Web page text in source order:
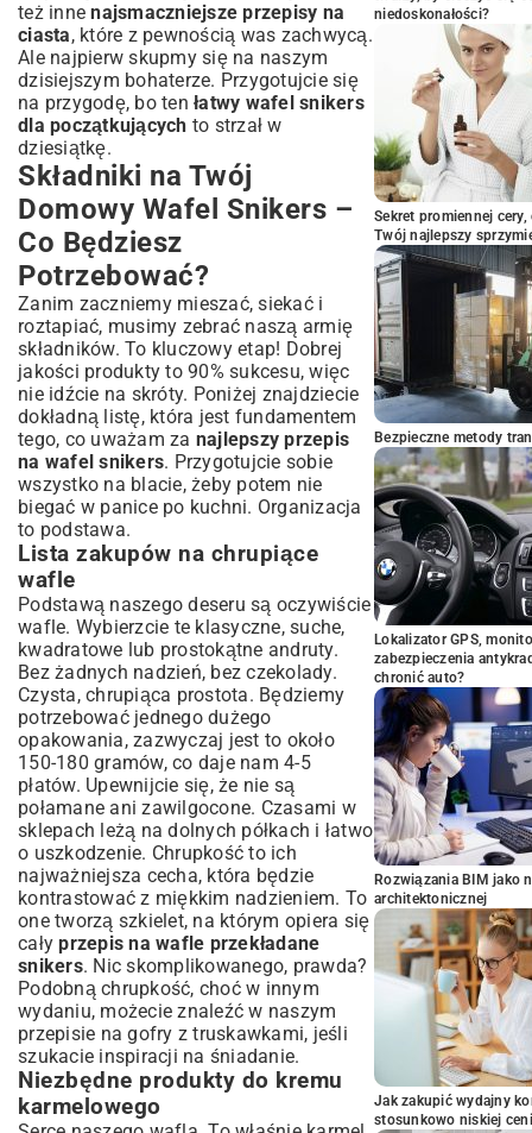
też innenajsmaczniejsze przepisy na
ciasta, które z pewnością was zachwycą.
Ale najpierw skupmy się na naszym
dzisiejszym bohaterze. Przygotujcie się
na przygodę, bo ten łatwy wafel snikers
dla początkujących to strzał w
dziesiątkę.
Składniki na Twój
Domowy Wafel Snikers –
Co Będziesz
Potrzebować?
Zanim zaczniemy mieszać, siekać i
roztapiać, musimy zebrać naszą armię
składników. To kluczowy etap! Dobrej
jakości produkty to 90% sukcesu, więc
nie idźcie na skróty. Poniżej znajdziecie
dokładną listę, która jest fundamentem
tego, co uważam za najlepszy przepis
na wafel snikers. Przygotujcie sobie
wszystko na blacie, żeby potem nie
biegać w panice po kuchni. Organizacja
to podstawa.
Lista zakupów na chrupiące
wafle
Podstawą naszego deseru są oczywiście
wafle. Wybierzcie te klasyczne, suche,
kwadratowe lub prostokątne andruty.
Bez żadnych nadzień, bez czekolady.
Czysta, chrupiąca prostota. Będziemy
potrzebować jednego dużego
opakowania, zazwyczaj jest to około
150-180 gramów, co daje nam 4-5
płatów. Upewnijcie się, że nie są
połamane ani zawilgocone. Czasami w
sklepach leżą na dolnych półkach i łatwo
o uszkodzenie. Chrupkość to ich
najważniejsza cecha, która będzie
kontrastować z miękkim nadzieniem. To
one tworzą szkielet, na którym opiera się
całyprzepis na wafle przekładane
snikers. Nic skomplikowanego, prawda?
Podobną chrupkość, choć w innym
wydaniu, możecie znaleźć w naszym
przepisie na gofry z truskawkami, jeśli
szukacie inspiracji na śniadanie.
Niezbędne produkty do kremu
karmelowego
niedoskonałości?
Sekret promiennej
Twój najlepszy
Bezpieczne metody
Lokalizator GPS,
zabezpieczenia
chronić auto?
Rozwiązania BIM jako
architektonicznej
Jak zakupić wydajny
stosunkowo niskiej